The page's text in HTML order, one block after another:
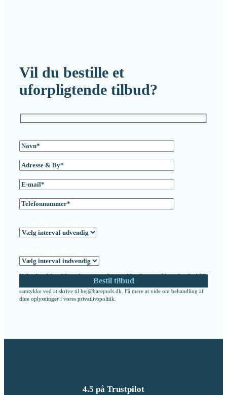
Vil du bestille et
uforpligtende tilbud?
Ved indsendelse af formularen giver du samtykke til at vi, må kontakte dig både
på sms, telefonisk og på mail med vores tilbud. Du kan tilbagekalde dit
samtykke ved at skrive til hej@barepuds.dk. Få mere at vide om behandling af
dine oplysninger i vores privatlivspolitik.
4.5 på Trustpilot